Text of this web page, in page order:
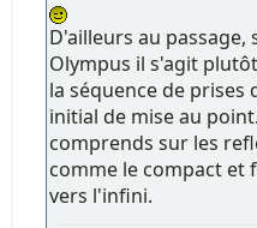
D'ailleurs au
Olympus il s'agit
la séquence de prises
initial de mise au
comprends sur les
comme le compact et
vers l'infini.